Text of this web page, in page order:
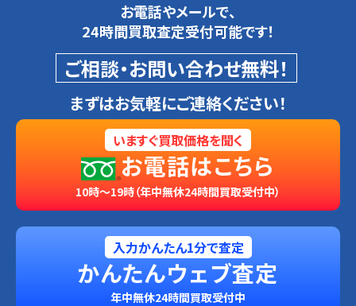
お電話やメールで、
24時間買取査定受付可能です！
ご相談・お問い合わせ無料！
まずはお気軽にご連絡ください！
いますぐ買取価格を聞く
お電話はこちら
10時～19時（年中無休24時間買取受付中）
入力かんたん1分で査定
かんたんウェブ査定
年中無休24時間買取受付中